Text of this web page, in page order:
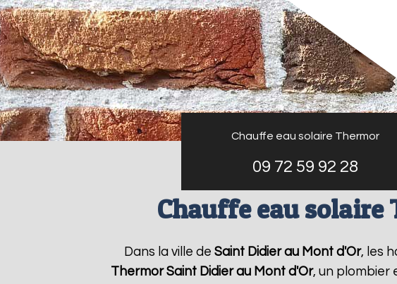
Chauffe eau solaire Thermor
09 72 59 92 28
Chauffe eau solaire
Dans la ville de Saint Didier au Mont d'Or, les
Thermor Saint Didier au Mont d'Or, un plombier